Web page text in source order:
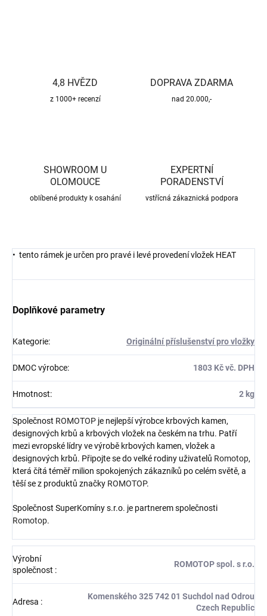
4,8 HVĚZD
z 1000+ recenzí
DOPRAVA ZDARMA
nad 20.000,-
SHOWROOM U
OLOMOUCE
oblíbené produkty k osahání
EXPERTNÍ
PORADENSTVÍ
vstřícná zákaznická podpora
• tento rámek je určen pro pravé i levé provedení vložek HEAT
Doplňkové parametry
Kategorie: Originální příslušenství pro vložky
DMOC výrobce: 1803 Kč vč. DPH
Hmotnost: 2 kg
Společnost ROMOTOP je nejlepší výrobce krbových kamen,
designových krbů a krbových vložek na českém na trhu. Patří
mezi evropské lídry ve výrobě krbových kamen, vložek a
designových krbů. Připojte se do velké rodiny uživatelů Romotop,
která čítá téměř milion spokojených zákazníků po celém světě, a
těší se z produktů značky ROMOTOP.
Společnost SuperKomíny s.r.o. je partnerem společnosti
Romotop.
Výrobní
společnost :
ROMOTOP spol. s r.o.
Adresa :
Komenského 325 742 01 Suchdol nad Odrou
Czech Republic